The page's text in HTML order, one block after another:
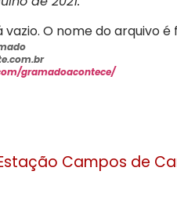
gramadoacontece/